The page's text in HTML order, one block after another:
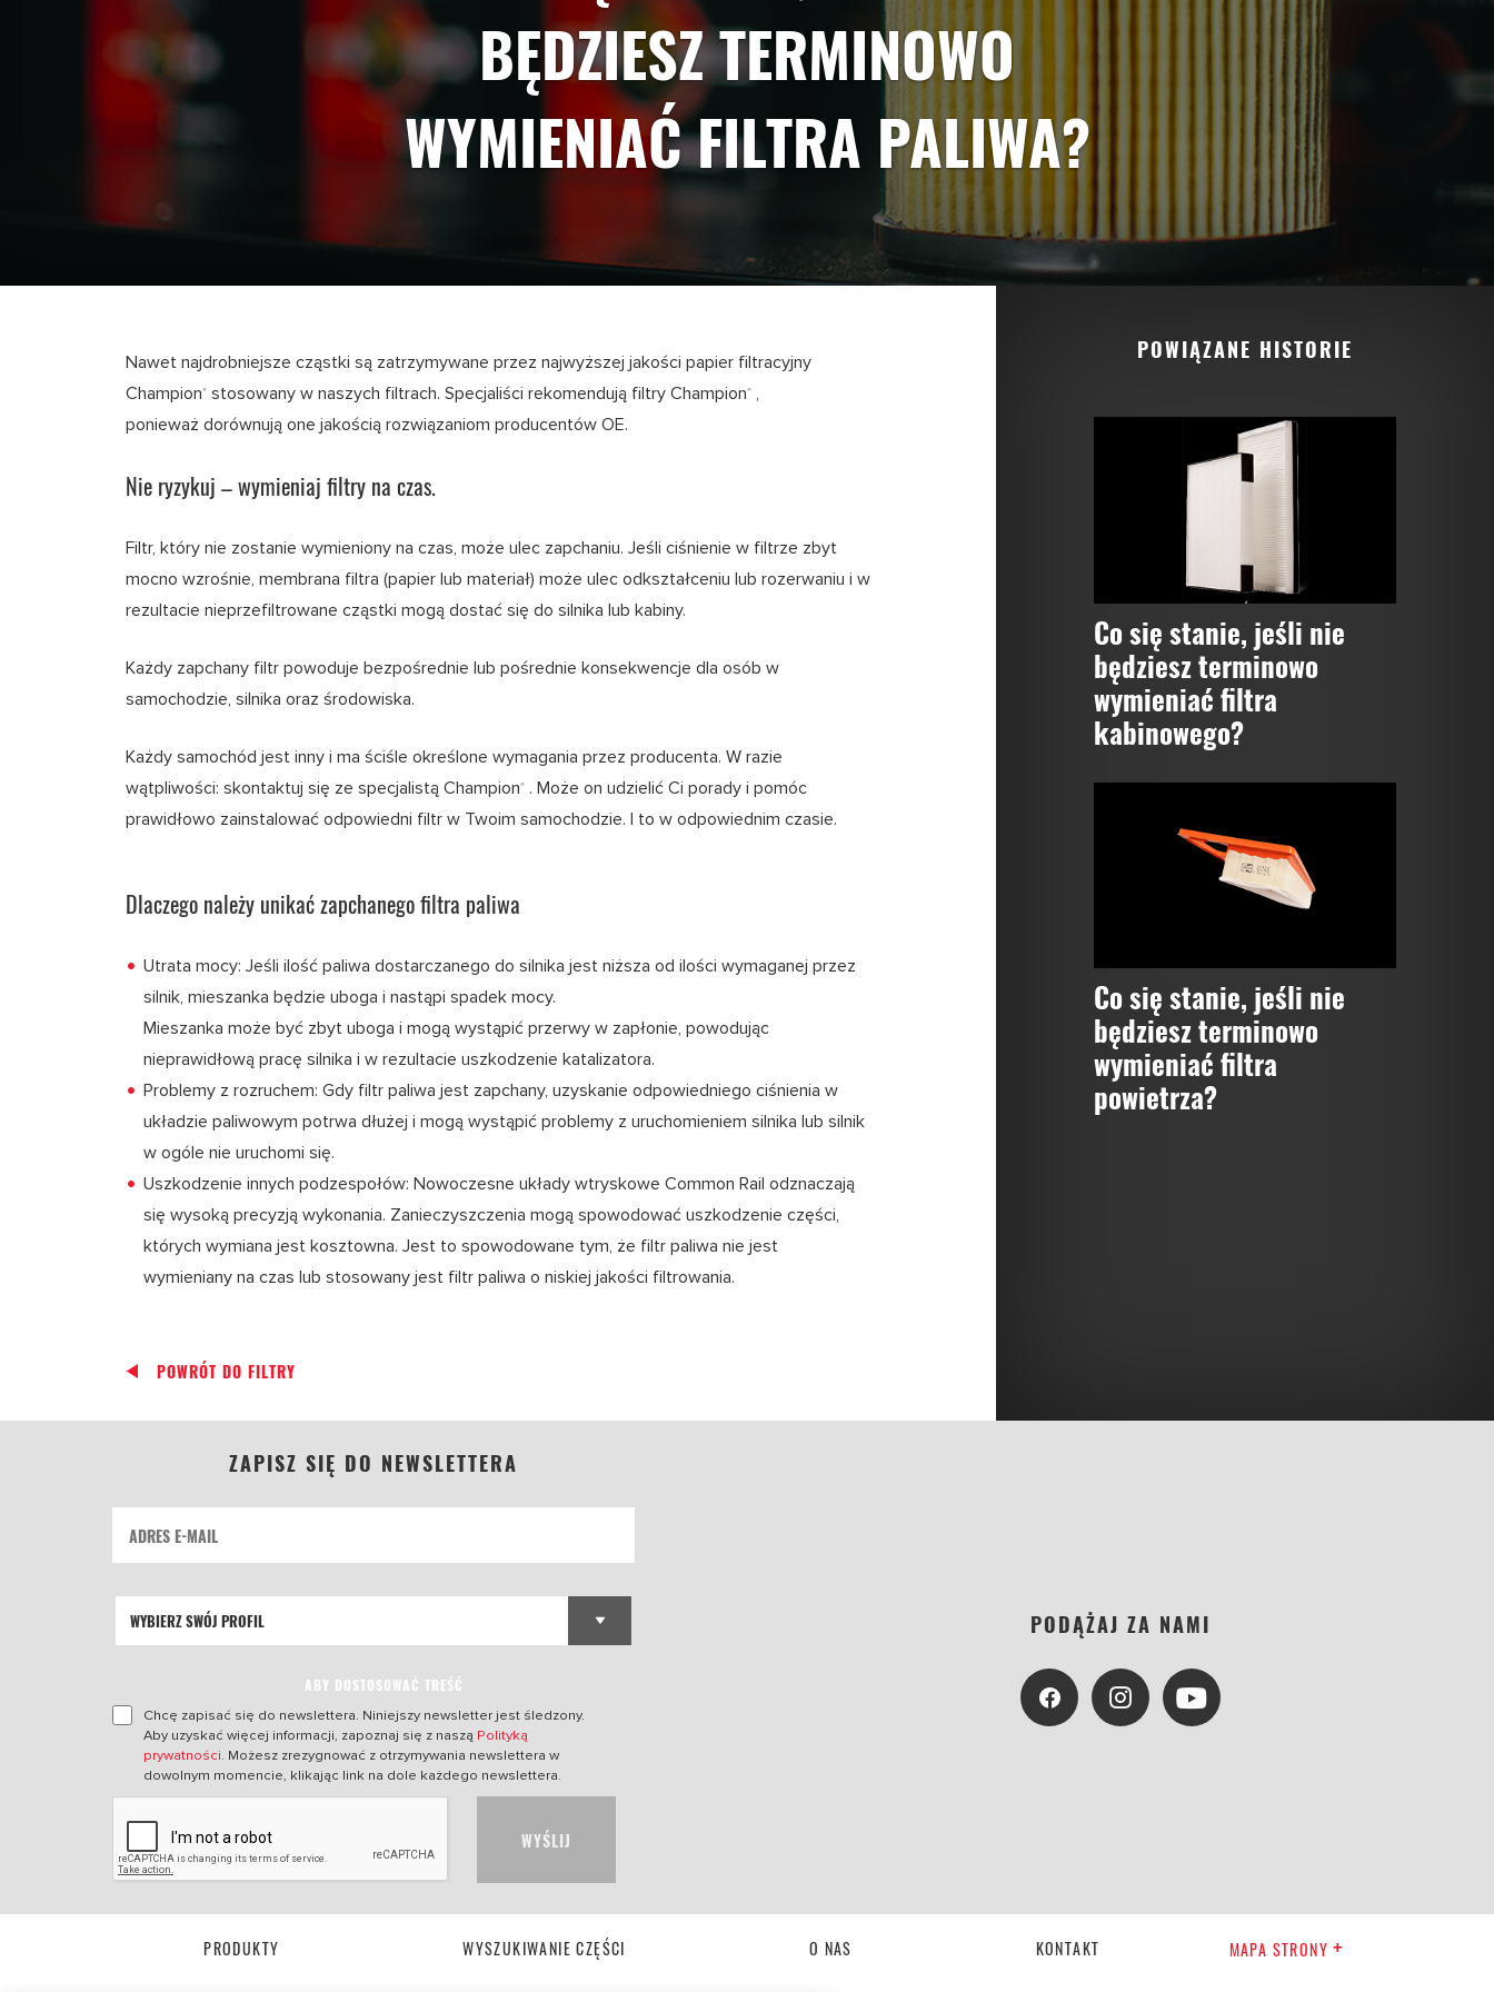
BĘDZIESZ TERMINOWO
WYMIENIAĆ FILTRA PALIWA?
Nawet najdrobniejsze cząstki są zatrzymywane przez najwyższej jakości papier filtracyjny
Champion® stosowany w naszych filtrach. Specjaliści rekomendują filtry Champion®
,
ponieważ dorównują one jakością rozwiązaniom producentów OE.
Nie ryzykuj – wymieniaj filtry na czas.
Filtr, który nie zostanie wymieniony na czas, może ulec zapchaniu. Jeśli ciśnienie w filtrze zbyt
mocno wzrośnie, membrana filtra (papier lub materiał) może ulec odkształceniu lub rozerwaniu i w
rezultacie nieprzefiltrowane cząstki mogą dostać się do silnika lub kabiny.
Każdy zapchany filtr powoduje bezpośrednie lub pośrednie konsekwencje dla osób w
samochodzie, silnika oraz środowiska.
Każdy samochód jest inny i ma ściśle określone wymagania przez producenta. W razie
wątpliwości: skontaktuj się ze specjalistą Champion®
. Może on udzielić Ci porady i pomóc
prawidłowo zainstalować odpowiedni filtr w Twoim samochodzie. I to w odpowiednim czasie.
Dlaczego należy unikać zapchanego filtra paliwa
Utrata mocy: Jeśli ilość paliwa dostarczanego do silnika jest niższa od ilości wymaganej przez
silnik, mieszanka będzie uboga i nastąpi spadek mocy.
Mieszanka może być zbyt uboga i mogą wystąpić przerwy w zapłonie, powodując
nieprawidłową pracę silnika i w rezultacie uszkodzenie katalizatora.
Problemy z rozruchem: Gdy filtr paliwa jest zapchany, uzyskanie odpowiedniego ciśnienia w
układzie paliwowym potrwa dłużej i mogą wystąpić problemy z uruchomieniem silnika lub silnik
w ogóle nie uruchomi się.
Uszkodzenie innych podzespołów: Nowoczesne układy wtryskowe Common Rail odznaczają
się wysoką precyzją wykonania. Zanieczyszczenia mogą spowodować uszkodzenie części,
których wymiana jest kosztowna. Jest to spowodowane tym, że filtr paliwa nie jest
wymieniany na czas lub stosowany jest filtr paliwa o niskiej jakości filtrowania.
POWRÓT DO FILTRY
POWIĄZANE HISTORIE
Co się stanie, jeśli nie
będziesz terminowo
wymieniać filtra
kabinowego?
Co się stanie, jeśli nie
będziesz terminowo
wymieniać filtra
powietrza?
ZAPISZ SIĘ DO NEWSLETTERA
ABY DOSTOSOWAĆ TREŚĆ
Chcę zapisać się do newslettera. Niniejszy newsletter jest śledzony.
Aby uzyskać więcej informacji, zapoznaj się z naszą Polityką
prywatności. Możesz zrezygnować z otrzymywania newslettera w
dowolnym momencie, klikając link na dole każdego newslettera.
WYŚLIJ
PODĄŻAJ ZA NAMI
PRODUKTY WYSZUKIWANIE CZĘŚCI O NAS KONTAKT MAPA STRONY